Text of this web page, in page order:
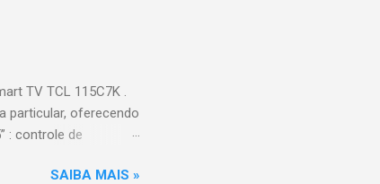
HBO Max e muito
256,6 cm |
TV TCL 115C7K .
particular, oferecendo
: controle de
imagens e
SAIBA MAIS »